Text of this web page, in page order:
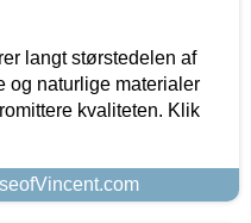
langt størstedelen af
og naturlige materialer
kvaliteten. Klik